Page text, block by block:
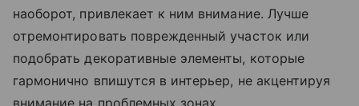
наоборот, привлекает к ним внимание. Лучше
отремонтировать поврежденный участок или
подобрать декоративные элементы, которые
гармонично впишутся в интерьер, не акцентируя
внимание на проблемных зонах.